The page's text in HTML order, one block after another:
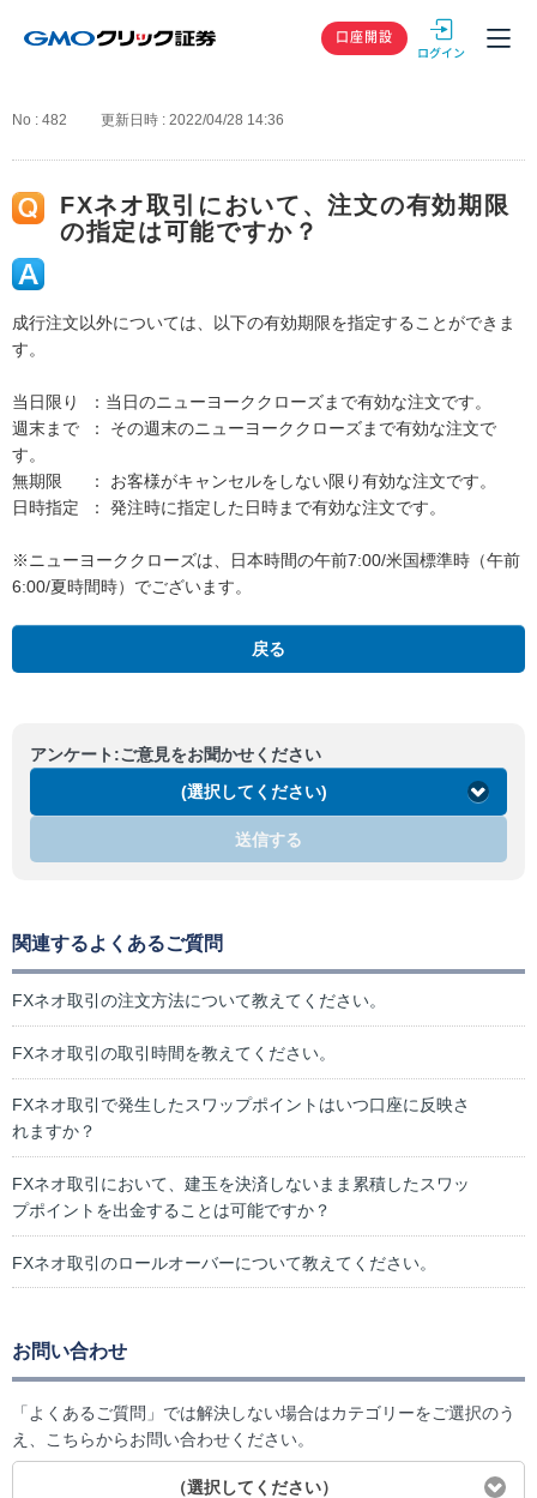
GMOクリック
口座開設
No : 482 更新日時 : 2022/04/28 14:36
FXネオ取引において、注文の有効期限
の指定は可能ですか？
成行注文以外については、以下の有効期限を指定することができま
す。
当日限り ：当日のニューヨーククローズまで有効な注文です。
週末まで ： その週末のニューヨーククローズまで有効な注文で
す。
無期限 ： お客様がキャンセルをしない限り有効な注文です。
日時指定 ： 発注時に指定した日時まで有効な注文です。
※ニューヨーククローズは、日本時間の午前7:00/米国標準時（午前
6:00/夏時間時）でございます。
戻る
アンケート:ご意見をお聞かせください
(選択してください)
送信する
関連するよくあるご質問
FXネオ取引の注文方法について教えてください。
FXネオ取引の取引時間を教えてください。
FXネオ取引で発生したスワップポイントはいつ口座に反映さ
れますか？
FXネオ取引において、建玉を決済しないまま累積したスワッ
プポイントを出金することは可能ですか？
FXネオ取引のロールオーバーについて教えてください。
お問い合わせ
「よくあるご質問」では解決しない場合はカテゴリーをご選択のう
え、こちらからお問い合わせください。
（選択してください）